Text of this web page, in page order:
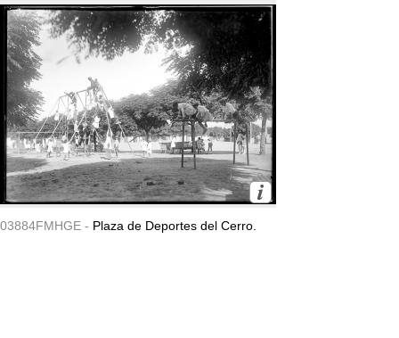
03884FMHGE - Plaza de Deportes del Cerro.